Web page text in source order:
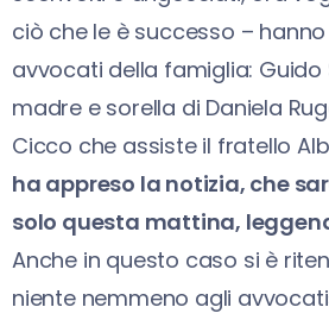
ciò che le è successo –
avvocati della famiglia: Guido
madre e sorella di Daniela
Cicco che assiste il fratello
ha appreso la notizia, che
solo questa mattina,
Anche in questo caso si è
niente nemmeno agli